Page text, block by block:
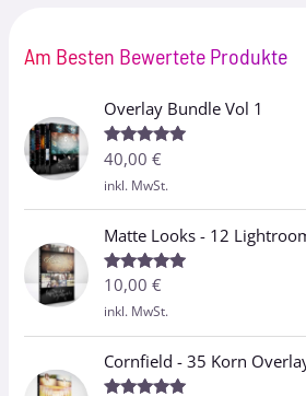
Am Besten Bewertete Produkte
Overlay Bundle Vol 1
Bewertet
mit
von 5
40,00€
inkl. MwSt.
Matte Looks - 12
Bewertet
mit
von 5
10,00€
inkl. MwSt.
Cornfield - 35 Korn